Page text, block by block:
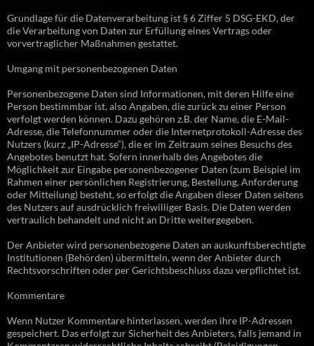
Grundlage für die Datenverarbeitung ist § 6 Ziffer 5 DSG-EKD, der
die Verarbeitung von Daten zur Erfüllung eines Vertrags oder
vorvertraglicher Maßnahmen gestattet.
Umgang mit personenbezogenen Daten
Personenbezogene Daten sind Informationen, mit deren Hilfe eine
Person bestimmbar ist, also Angaben, die zurück zu einer Person
verfolgt werden können. Dazu gehören z.B. der Name, die E-Mail-
Adresse, die Telefonnummer oder die Internetprotokoll-Adresse des
Nutzers (kurz „IP-Adresse“), die er im Zeitraum seines Besuchs des
Angebotes benutzt hat. Sofern innerhalb des Angebotes die
Möglichkeit zur Eingabe personenbezogener Daten (zum Beispiel im
Rahmen einer persönlichen Registrierung, Bestellung, Anforderung
oder Mitteilung) besteht, so erfolgt die Angaben dieser Daten seitens
des Nutzers auf ausdrücklich freiwilliger Basis. Die Daten werden
vertraulich behandelt und nicht an Dritte weitergegeben.
Der Anbieter wird personenbezogene Daten an auskunftsberechtigte
Institutionen (Behörden) übermitteln, wenn der Anbieter durch
Rechtsvorschriften oder per Gerichtsbeschluss dazu verpflichtet ist.
Kommentare
Wenn Nutzer Kommentare hinterlassen, werden ihre IP-Adressen
gespeichert. Das erfolgt zur Sicherheit des Anbieters, falls jemand in